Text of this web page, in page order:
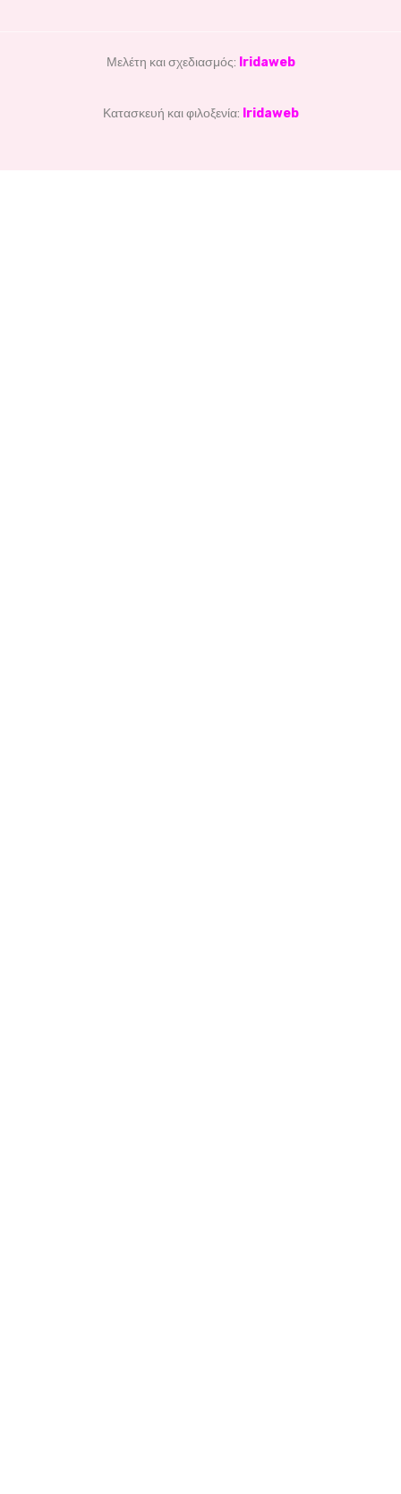
Μελέτη και σχεδιασμός: Iridaweb
Κατασκευή και φιλοξενία: Iridaweb